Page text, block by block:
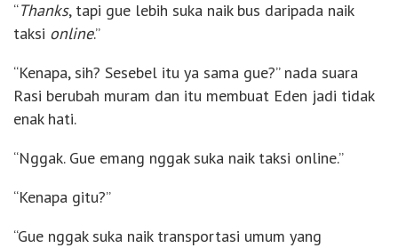
“Thanks, tapi gue lebih suka naik bus daripada naik
taksi online.”
“Kenapa, sih? Sesebel itu ya sama gue?” nada suara
Rasi berubah muram dan itu membuat Eden jadi tidak
enak hati.
“Nggak. Gue emang nggak suka naik taksi online.”
“Kenapa gitu?”
“Gue nggak suka naik transportasi umum yang